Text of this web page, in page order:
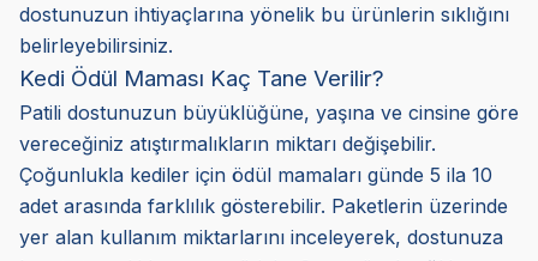
dostunuzun ihtiyaçlarına yönelik bu ürünlerin sıklığını
belirleyebilirsiniz.
Kedi Ödül Maması Kaç Tane Verilir?
Patili dostunuzun büyüklüğüne, yaşına ve cinsine göre
vereceğiniz atıştırmalıkların miktarı değişebilir.
Çoğunlukla kediler için ödül mamaları günde 5 ila 10
adet arasında farklılık gösterebilir. Paketlerin üzerinde
yer alan kullanım miktarlarını inceleyerek, dostunuza